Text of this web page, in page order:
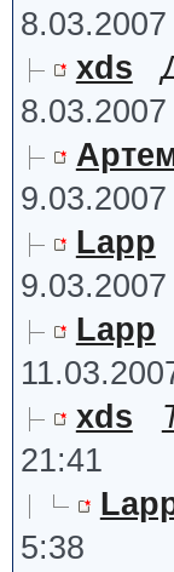
xds
Lapp
Lapp
xds
21:41
5:38